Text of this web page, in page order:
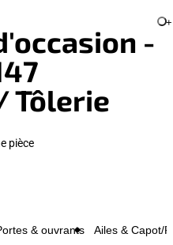
-
Tôlerie
+
pièce
& ouvrants Ailes & Capot/